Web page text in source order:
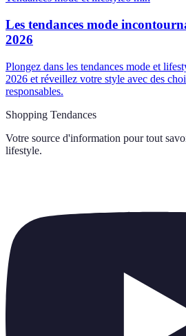
Les tendances mode
2026
Plongez dans les tendances mode et
2026 et réveillez votre style avec des
responsables.
Shopping Tendances
Votre source d'information pour tout
lifestyle.